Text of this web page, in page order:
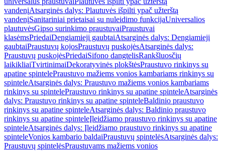
vandenįAtsarginės dalys: Plautuvės išpilti ypač užterštą
vandenįSanitariniai prietaisai su nuleidimo funkcijaUniversalios
plautuvėsGipso surinkimo praustuvaiPraustuvai
klasėmsPriedaiDengiamieji gaubtaiAtsarginės dalys: Dengiamieji
gaubtaiPraustuvų kojosPraustuvų puskojėsAtsarginės dalys:
Praustuvų puskojėsPriedaiSifono dangtelisRankšluosčių
laikikliaiTvirtinimaiDekoratyvinės plokštėsPraustuvo rinkinys su
apatine spintelePraustuvo mažiems vonios kambariams rinkinys su
spinteleAtsarginės dalys: Praustuvo mažiems vonios kambariams
rinkinys su spintelePraustuvo rinkinys su apatine spinteleAtsarginės
dalys: Praustuvo rinkinys su apatine spinteleBaldinio praustuvo
rinkinys su apatine spinteleAtsarginės dalys: Baldinio praustuvo
rinkinys su apatine spinteleĮleidžiamo praustuvo rinkinys su apatine
spinteleAtsarginės dalys: Įleidžiamo praustuvo rinkinys su apatine
spinteleVonios kambario baldaiPraustuvų spintelėsAtsarginės dalys:
Praustuvų spintelėsPraustuvams mažiems vonios